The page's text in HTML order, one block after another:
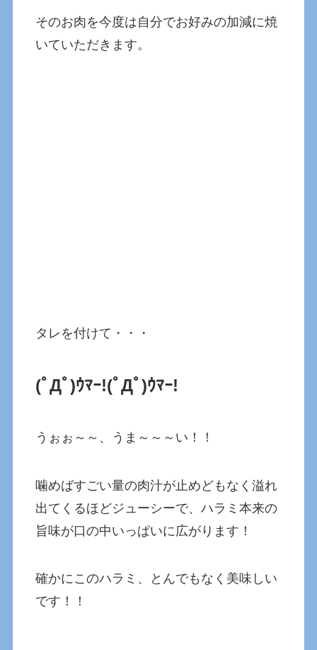
そのお肉を今度は自分でお好みの加減に焼
いていただきます。
タレを付けて・・・
(ﾟДﾟ)ｳﾏｰ!(ﾟДﾟ)ｳﾏｰ!
うぉぉ～～、うま～～～い！！
噛めばすごい量の肉汁が止めどもなく溢れ
出てくるほどジューシーで、ハラミ本来の
旨味が口の中いっぱいに広がります！
確かにこのハラミ、とんでもなく美味しい
です！！